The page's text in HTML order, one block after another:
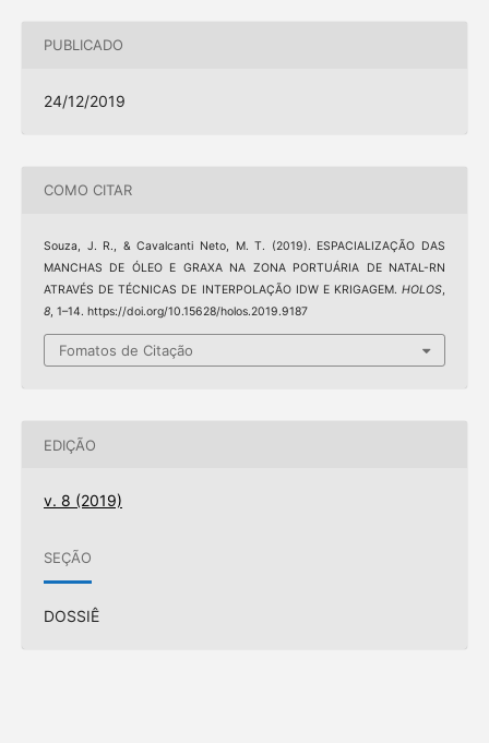
PUBLICADO
24/12/2019
COMO CITAR
Souza, J. R., & Cavalcanti Neto, M. T. (2019). ESPACIALIZAÇÃO DAS
MANCHAS DE ÓLEO E GRAXA NA ZONA PORTUÁRIA DE NATAL-RN
ATRAVÉS DE TÉCNICAS DE INTERPOLAÇÃO IDW E KRIGAGEM.HOLOS,
8, 1–14. https://doi.org/10.15628/holos.2019.9187
Fomatos de Citação
EDIÇÃO
v. 8 (2019)
SEÇÃO
DOSSIÊ